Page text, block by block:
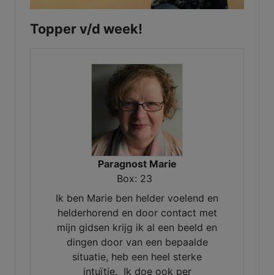
Topper v/d week!
Paragnost Marie
Box: 23
Ik ben Marie ben helder voelend en
helderhorend en door contact met
mijn gidsen krijg ik al een beeld en
dingen door van een bepaalde
situatie, heb een heel sterke
intuïtie. Ik doe ook per